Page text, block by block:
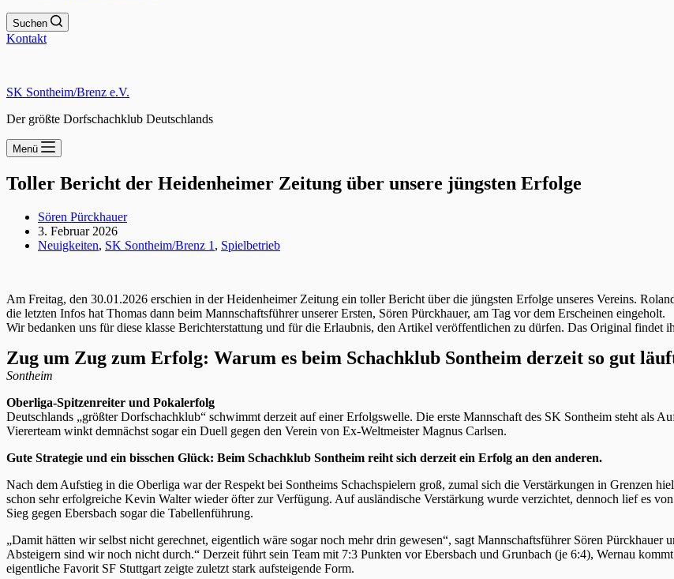
Suchen
Kontakt
SK Sontheim/Brenz e.V.
Der größte Dorfschachklub Deutschlands
Menü
Toller Bericht der Heidenheimer Zeitung über unsere jüngsten Erfolge
Sören Pürckhauer
3. Februar 2026
Neuigkeiten, SK Sontheim/Brenz 1 , Spielbetrieb
Am Freitag, den 30.01.2026 erschien in der Heidenheimer Zeitung ein toller Bericht über die jüngsten Erfolge unseres Vereins.
die letzten Infos hat Thomas dann beim Mannschaftsführer unserer Ersten, Sören Pürckhauer, am Tag vor dem Erscheinen eingeholt.
Wir bedanken uns für diese klasse Berichterstattung und für die Erlaubnis, den Artikel veröffentlichen zu dürfen. Das Original findet
Zug um Zug zum Erfolg: Warum es beim Schachklub Sontheim derzeit so gut
Sontheim
Oberliga-Spitzenreiter und Pokalerfolg
Deutschlands „größter Dorfschachklub“ schwimmt derzeit auf einer Erfolgswelle. Die erste Mannschaft des SK Sontheim steht als
Viererteam winkt demnächst sogar ein Duell gegen den Verein von Ex-Weltmeister Magnus Carlsen.
Gute Strategie und ein bisschen Glück: Beim Schachklub Sontheim reiht sich derzeit ein Erfolg an den anderen.
Nach dem Aufstieg in die Oberliga war der Respekt bei Sontheims Schachspielern groß, zumal sich die Verstärkungen in Grenzen
schon sehr erfolgreiche Kevin Walter wieder öfter zur Verfügung. Auf ausländische Verstärkung wurde verzichtet, dennoch lief es
Sieg gegen Ebersbach sogar die Tabellenführung.
„Damit hätten wir selbst nicht gerechnet, eigentlich wäre sogar noch mehr drin gewesen“, sagt Mannschaftsführer Sören
Absteigern sind wir noch nicht durch.“ Derzeit führt sein Team mit 7:3 Punkten vor Ebersbach und Grunbach (je 6:4), Wernau
eigentliche Favorit SF Stuttgart zeigte zuletzt stark aufsteigende Form.